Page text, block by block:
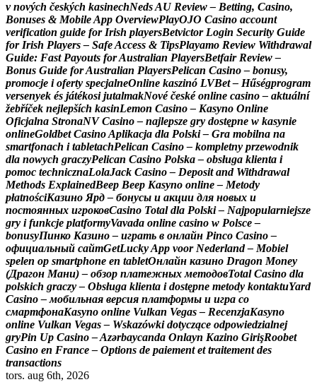
v nových českých kasinechNedsAU Review – Betting, Casino,
Bonuses & MobileApp OverviewPlayOJO Casino account
verification guide for Irish playersBetvictor Login Security Guide
for Irish Players – SafeAccess & TipsPlayamo Review Withdrawal
Guide: Fast Payouts forAustralian PlayersBetfair Review –
Bonus Guide forAustralian PlayersPelican Casino – bonusy,
promocje i oferty specjalneOnline kaszinó LVBet – Hűségprogram
versenyek és játékosi jutalmakNové české online casino – aktuální
žebříček nejlepších kasinLemon Casino – Kasyno Online
Oficjalna StronaNV Casino – najlepsze gry dostępne w kasynie
onlineGoldbet CasinoAplikacja dla Polski – Gra mobilna na
smartfonach i tabletachPelican Casino – kompletny przewodnik
dla nowych graczyPelican Casino Polska – obsługa klienta i
pomoc technicznaLolaJack Casino – Deposit and Withdrawal
Methods ExplainedBeep Beep Kasyno online – Metody
płatnościКазино Ярд – бонусы и акции для новых и
постоянных игроковCasino Total dla Polski – Najpopularniejsze
gry i funkcje platformyVavada online casino w Polsce –
bonusyПинко Казино – играть в онлайн Pinco Casino –
официальный сайтGetLuckyApp voor Nederland – Mobiel
spelen op smartphone en tabletОнлайн казино Dragon Money
(Драгон Мани) – обзор платежных методовTotal Casino dla
polskich graczy – Obsługa klienta i dostępne metody kontaktuYard
Casino – мобильная версия платформы и игра со
смартфонаKasyno online Vulkan Vegas – RecenzjaKasyno
online Vulkan Vegas – Wskazówki dotyczące odpowiedzialnej
gryPin Up Casino –Azərbaycanda Onlayn Kazino GirişRoobet
Casino en France – Options de paiement et traitement des
transactions
tors. aug 6th, 2026